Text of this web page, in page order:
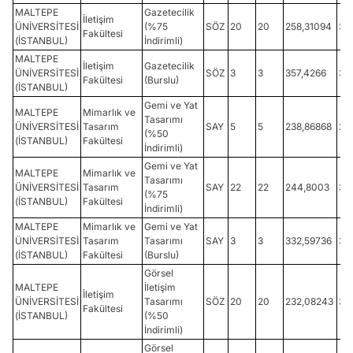
MALTEPE
ÜNİVERSİTESİ
(İSTANBUL)
İletişim
Fakültesi
Gazetecilik
(%75
İndirimli)
SÖZ 20 20 258,31094
MALTEPE
ÜNİVERSİTESİ
(İSTANBUL)
İletişim
Fakültesi
Gazetecilik
(Burslu)
SÖZ 3 3 357,4266
MALTEPE
ÜNİVERSİTESİ
(İSTANBUL)
Mimarlık ve
Tasarım
Fakültesi
Gemi ve Yat
Tasarımı
(%50
İndirimli)
SAY 5 5 238,86868
MALTEPE
ÜNİVERSİTESİ
(İSTANBUL)
Mimarlık ve
Tasarım
Fakültesi
Gemi ve Yat
Tasarımı
(%75
İndirimli)
SAY 22 22 244,8003
MALTEPE
ÜNİVERSİTESİ
(İSTANBUL)
Mimarlık ve
Tasarım
Fakültesi
Gemi ve Yat
Tasarımı
(Burslu)
SAY 3 3 332,59736
MALTEPE
ÜNİVERSİTESİ
(İSTANBUL)
İletişim
Fakültesi
Görsel
İletişim
Tasarımı
(%50
İndirimli)
SÖZ 20 20 232,08243
Görsel